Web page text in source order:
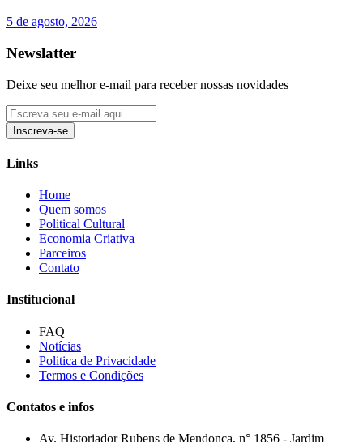
5 de agosto, 2026
Newslatter
Deixe seu melhor e-mail para receber nossas novidades
Inscreva-se
Links
Home
Quem somos
Political Cultural
Economia Criativa
Parceiros
Contato
Institucional
FAQ
Notícias
Politica de Privacidade
Termos e Condições
Contatos e infos
Av. Historiador Rubens de Mendonça, n° 1856 - Jardim